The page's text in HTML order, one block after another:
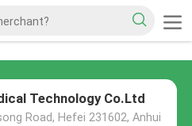
Technology Co.Ltd
Road, Hefei 231602, Anhui